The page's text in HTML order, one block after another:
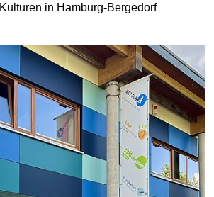
in Hamburg-Bergedorf